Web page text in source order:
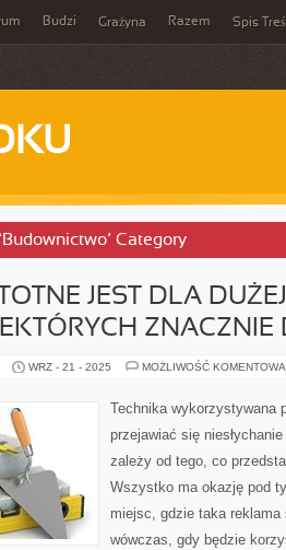
Budzi Grażyna Razem Spis
Category
JEST DLA
ZNACZNIE
WRZ - 21 - 2025 MOŻLIWOŚĆ
Technika wykorzystywana
przejawiać się
zależy od tego, co
Wszystko ma okazję pod
miejsc, gdzie taka reklama
wówczas, gdy będzie